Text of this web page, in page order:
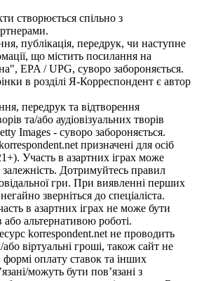
створюється спільно з
публікація, передрук, чи наступне
що містить посилання на
EPA / UPG, суворо забороняється.
в розділі Я-Корреспондент є автор
передрук та відтворення
та/або аудіовізуальних творів
Images - суворо забороняється.
призначені для осіб
Участь в азартних іграх може
залежність. Дотримуйтесь правил
гри. При виявленні перших
зверніться до спеціаліста.
в азартних іграх не може бути
або альтернативою роботі.
korrespondent.net не проводить
або віртуальні гроші, також сайт не
формі оплату ставок та інших
можуть бути пов’язані з